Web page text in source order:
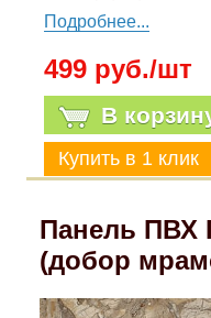
Подробнее...
499 руб./шт
В
Панель ПВХ
(добор